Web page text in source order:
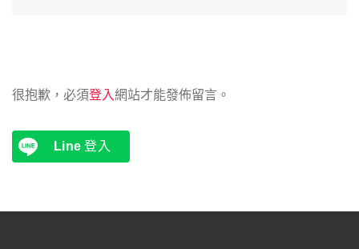
很抱歉，必須登入網站才能發佈留言。
Line 登入